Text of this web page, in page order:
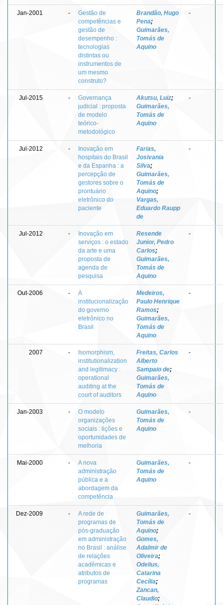
Jan-2001 -
Gestão de
competências e
gestão de
desempenho :
tecnologias
distintas ou
instrumentos de
um mesmo
construto?
Brandão, Hugo
Pena;
Guimarães,
Tomás de
Aquino
-
Jul-2015 -
Governança
judicial : proposta
de modelo
teórico-
metodológico
Akutsu, Luiz;
Guimarães,
Tomás de
Aquino
-
Jul-2012 -
Inovação em
hospitais do Brasil
e da Espanha : a
percepção de
gestores sobre o
prontuário
eletrônico do
paciente
Farias,
Josivania
Silva;
Guimarães,
Tomás de
Aquino;
Vargas,
Eduardo Raupp
de
-
Jul-2012 -
Inovação em
serviços : o estado
da arte e uma
proposta de
agenda de
pesquisa
Resende
Junior, Pedro
Carlos;
Guimarães,
Tomás de
Aquino
-
Out-2006 -
A
institucionalização
do governo
eletrônico no
Brasil
Medeiros,
Paulo Henrique
Ramos;
Guimarães,
Tomás de
Aquino
-
2007 -
Isomorphism,
institutionalization
and legitimacy :
operational
auditing at the
court of auditors
Freitas, Carlos
Alberto
Sampaio de;
Guimarães,
Tomás de
Aquino
-
Jan-2003 -
O modelo
organizações
sociais : lições e
oportunidades de
melhoria
Guimarães,
Tomás de
Aquino
-
Mai-2000 -
A nova
administração
pública e a
abordagem da
competência
Guimarães,
Tomás de
Aquino
-
Dez-2009 -
A rede de
programas de
pós-graduação
em administração
no Brasil : análise
de relações
acadêmicas e
atributos de
programas
Guimarães,
Tomás de
Aquino;
Gomes,
Adalmir de
Oliveira;
Odelius,
Catarina
Cecília;
Zancan,
Claudio;
-